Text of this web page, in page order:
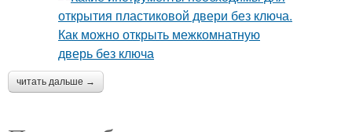
читать дальше →